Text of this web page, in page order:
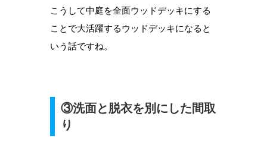
こうして中庭を全面ウッドデッキにする
ことで大活躍するウッドデッキになると
いう話ですね。
③洗面と脱衣を別にした間取
り